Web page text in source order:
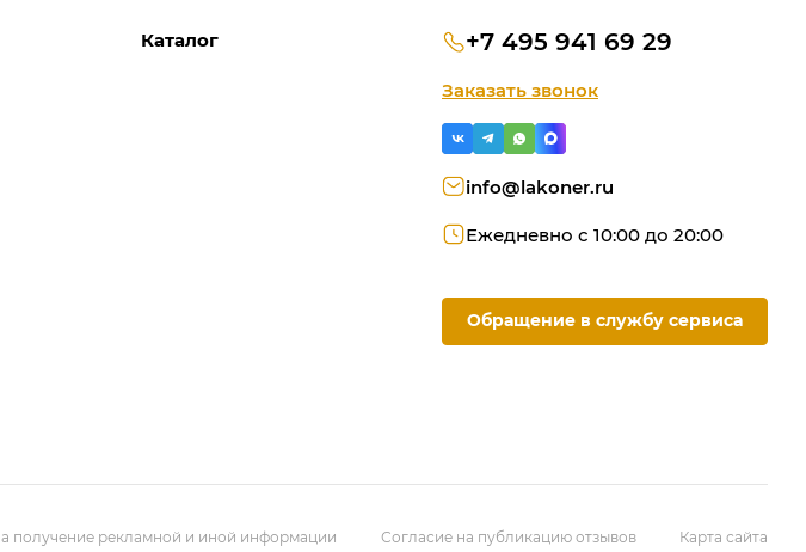
Каталог
Мягкие панели
+7 495 941 69 29
Заказать звонок
info@lakoner.ru
Ежедневно с 10:00 до 20:00
Обращение в службу сервиса
получение рекламной и иной информации Согласие на публикацию отзывов Карта сайта